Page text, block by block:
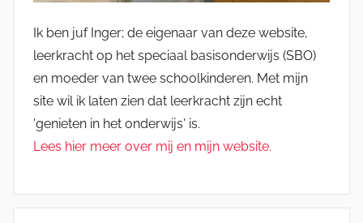
Ik ben juf Inger; de eigenaar van deze website,
leerkracht op het speciaal basisonderwijs (SBO)
en moeder van twee schoolkinderen. Met mijn
site wil ik laten zien dat leerkracht zijn echt
'genieten in het onderwijs' is.
Lees hier meer over mij en mijn website.